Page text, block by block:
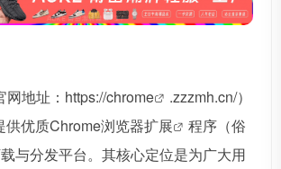
网地址：https://chrome
.zzzmh.cn/）
供优质Chrome浏览器扩展
程序（俗
与分发平台。其核心定位是为广大用